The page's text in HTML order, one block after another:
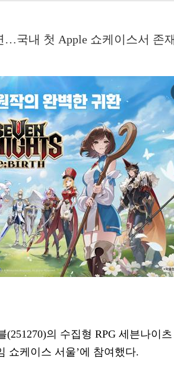
…국내 첫 Apple 쇼케이스서 존
의 수집형 RPG 세븐나이
쇼케이스 서울’에 참여했다.